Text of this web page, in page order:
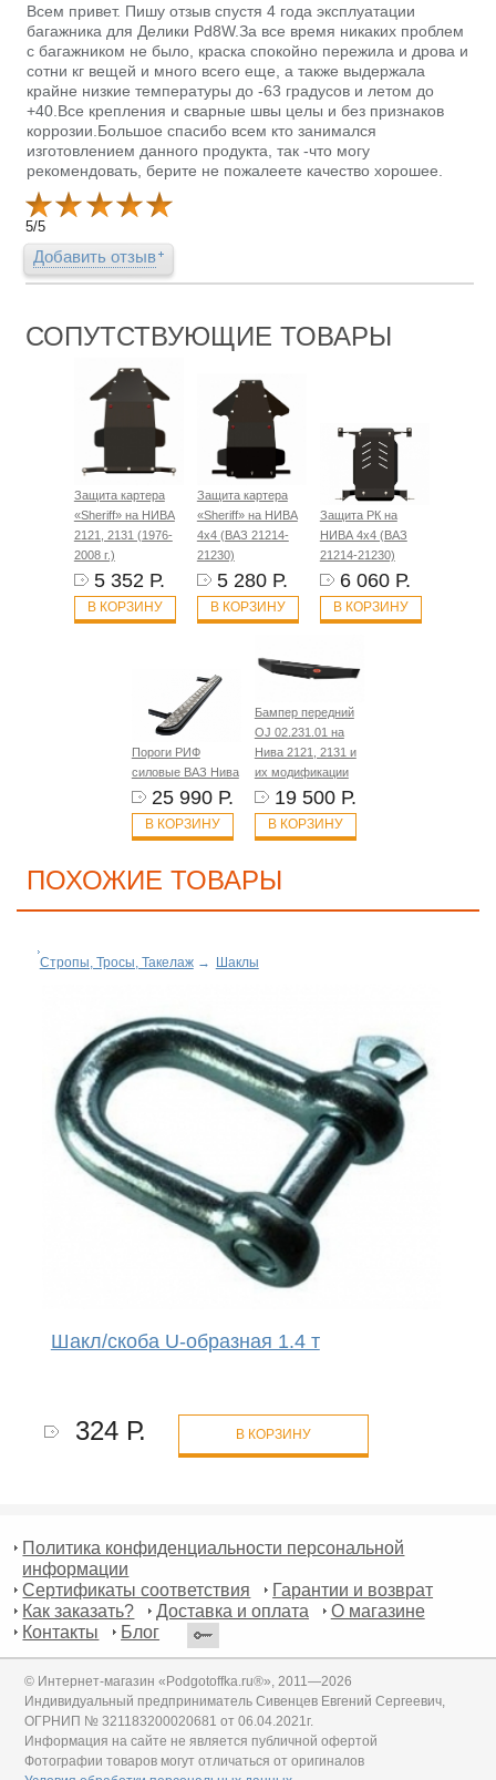
Всем привет. Пишу отзыв спустя 4 года эксплуатации
багажника для Делики Pd8W.За все время никаких проблем
с багажником не было, краска спокойно пережила и дрова и
сотни кг вещей и много всего еще, а также выдержала
крайне низкие температуры до -63 градусов и летом до
+40.Все крепления и сварные швы целы и без признаков
коррозии.Большое спасибо всем кто занимался
изготовлением данного продукта, так -что могу
рекомендовать, берите не пожалеете качество хорошее.
5/5
Добавить отзыв
СОПУТСТВУЮЩИЕ ТОВАРЫ
Защита картера
«Sheriff» на НИВА
2121, 2131 (1976-
2008 г.)
5 352 Р.
В КОРЗИНУ
Защита картера
«Sheriff» на НИВА
4x4 (ВАЗ 21214-
21230)
5 280 Р.
В КОРЗИНУ
Защита РК на
НИВА 4x4 (ВАЗ
21214-21230)
6 060 Р.
В КОРЗИНУ
Пороги РИФ
силовые ВАЗ Нива
25 990 Р.
В КОРЗИНУ
Бампер передний
OJ 02.231.01 на
Нива 2121, 2131 и
их модификации
19 500 Р.
В КОРЗИНУ
ПОХОЖИЕ ТОВАРЫ
Стропы, Тросы, Такелаж→ Шаклы
Шакл/скоба U-образная 1.4 т
324 Р. В КОРЗИНУ
Политика конфиденциальности персональной
информации
Сертификаты соответствия
Гарантии и возврат
Как заказать?
Доставка и оплата
О магазине
Контакты
Блог
© Интернет-магазин «Podgotoffka.ru®», 2011—2026
Индивидуальный предприниматель Сивенцев Евгений Сергеевич,
ОГРНИП № 321183200020681 от 06.04.2021г.
Информация на сайте не является публичной офертой
Фотографии товаров могут отличаться от оригиналов